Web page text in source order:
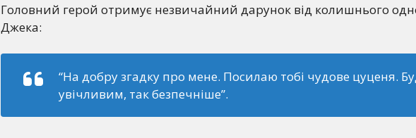
Головний герой отримує незвичайний дарунок від колишнього
Джека:
“На добру згадку про мене. Посилаю тобі чудове цуценя.
увічливим, так безпечніше”.